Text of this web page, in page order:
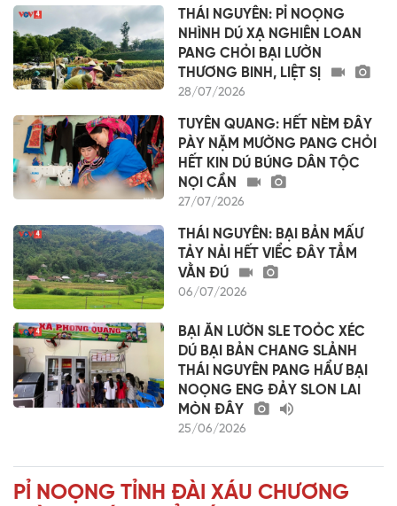
THÁI NGUYÊN: PỈ NOỌNG
NHÌNH DÚ XẠ NGHIÊN LOAN
PANG CHỎI BẠI LƯỜN
THƯƠNG BINH, LIỆT SỊ
28/07/2026
TUYÊN QUANG: HẾT NÈM ĐÂY
PÀY NẶM MƯỜNG PANG CHỎI
HẾT KIN DÚ BÚNG DÂN TỘC
NỌI CẦN
27/07/2026
THÁI NGUYÊN: BẠI BẢN MẤƯ
TẢY NẢI HẾT VIỂC ĐÂY TẲM
VẰN ĐÚ
06/07/2026
BẠI ĂN LƯỜN SLE TOỎC XÉC
DÚ BẠI BẢN CHANG SLẢNH
THÁI NGUYÊN PANG HẨƯ BẠI
NOỌNG ENG ĐẢY SLON LAI
MÒN ĐÂY
25/06/2026
PỈ NOỌNG TỈNH ĐÀI XÁU CHƯƠNG